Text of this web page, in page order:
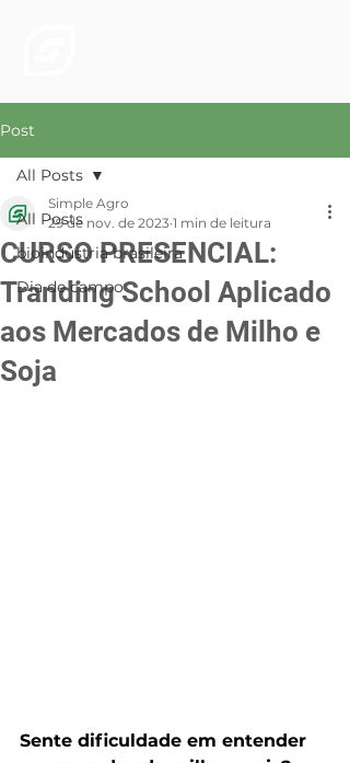
Post
All Posts
bioindústria brasileira
Dia de campo
All Posts
CURSO PRESENCIAL:
Tranding School Aplicado
aos Mercados de Milho e
Soja
Simple Agro
29 de nov. de 2023 1 min de leitura
Sente dificuldade em entender